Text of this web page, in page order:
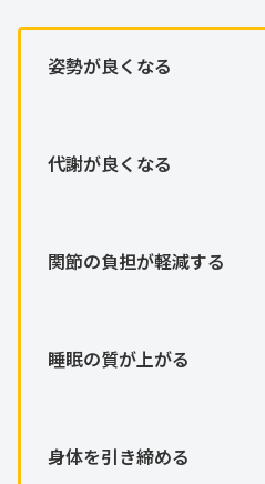
姿勢が良くなる
代謝が良くなる
関節の負担が軽減する
睡眠の質が上がる
身体を引き締める